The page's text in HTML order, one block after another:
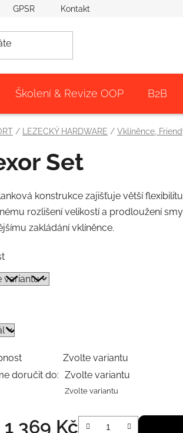
GPSR Kontakt
Školení & Revize OOP B2B
/ LEZECKÝ HARDWARE / Vklíněnce,
Set
konstrukce zajišťuje větší
rozlišení velikostí a prodloužení
zakládání vklíněnce.
Zvolte variantu
doručit do: Zvolte variantu
Zvolte variantu
1 369 Kč